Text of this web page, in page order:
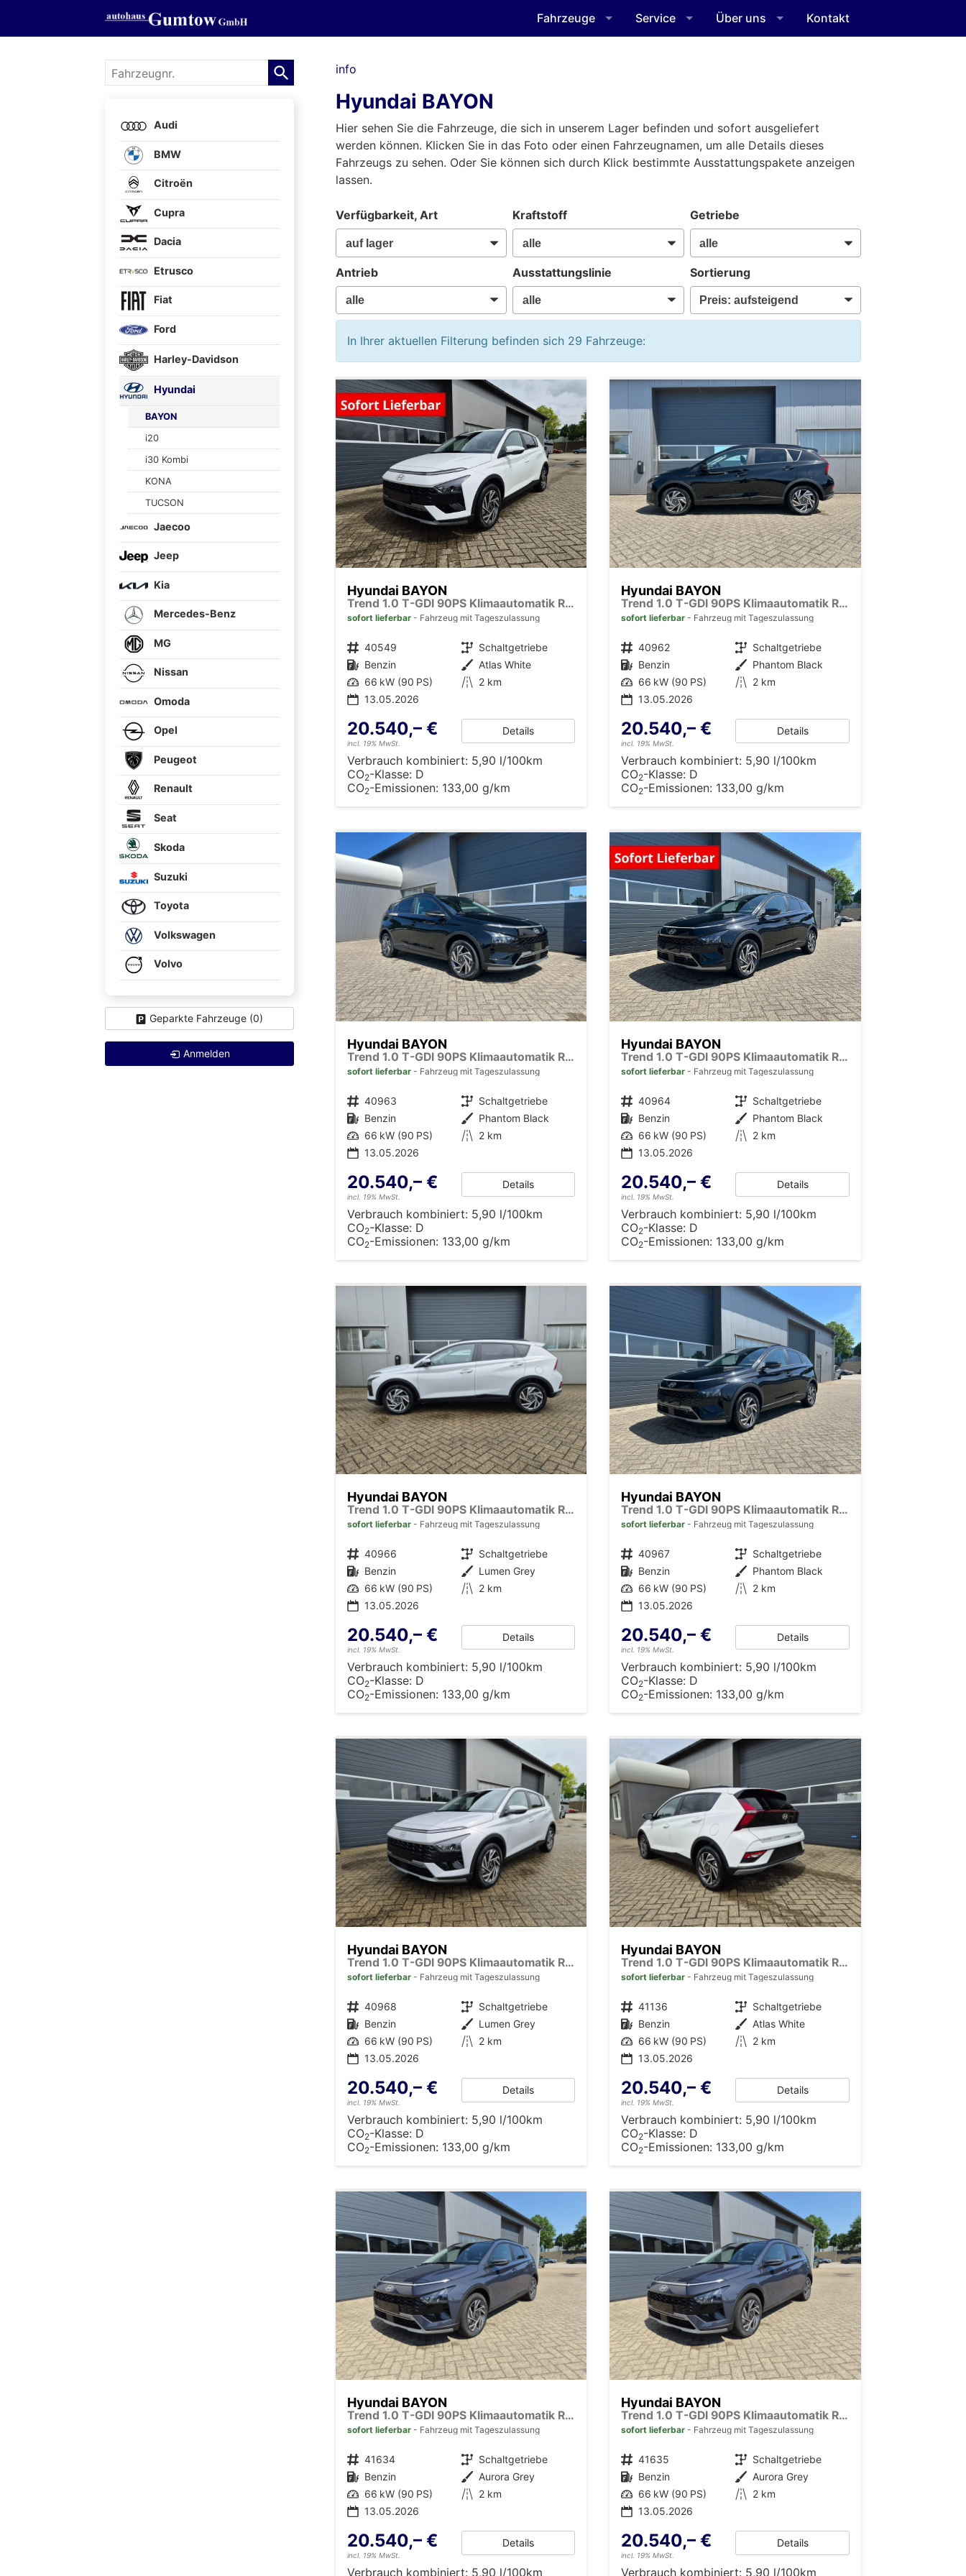
Fahrzeuge Service Über uns Kontakt
info
Hyundai BAYON
Hier sehen Sie die Fahrzeuge, die sich in unserem Lager befinden und sofort ausgeliefert
werden können. Klicken Sie in das Foto oder einen Fahrzeugnamen, um alle Details dieses
Fahrzeugs zu sehen. Oder Sie können sich durch Klick bestimmte Ausstattungspakete anzeigen
lassen.
Verfügbarkeit, Art Kraftstoff Getriebe
Antrieb Ausstattungslinie Sortierung
In Ihrer aktuellen Filterung befinden sich 29 Fahrzeuge:
Hyundai BAYON
Trend 1.0 T-GDI 90PS Klimaautomatik Rückf.Kamera Parksensoren Sitzheizung Lenkradheizung Bluetooth Touchscreen Tempomat Apple CarPlay + Android Auto 16"LM
sofort lieferbar Fahrzeug mit Tageszulassung
Fahrzeugnr. 40549 Getriebe Schaltgetriebe
Kraftstoff Benzin Außenfarbe Atlas White
Leistung 66 kW (90 PS) Kilometerstand 2 km
13.05.2026
20.540,– €
incl. 19% MwSt.
Details
Verbrauch kombiniert: 5,90 l/100km
CO2-Klasse: D
CO2-Emissionen: 133,00 g/km
Hyundai BAYON
Trend 1.0 T-GDI 90PS Klimaautomatik Rückf.Kamera Parksensoren Sitzheizung Lenkradheizung Bluetooth Touchscreen Tempomat Apple CarPlay + Android Auto 16"LM
sofort lieferbar Fahrzeug mit Tageszulassung
Fahrzeugnr. 40962 Getriebe Schaltgetriebe
Kraftstoff Benzin Außenfarbe Phantom Black
Leistung 66 kW (90 PS) Kilometerstand 2 km
13.05.2026
20.540,– €
incl. 19% MwSt.
Details
Verbrauch kombiniert: 5,90 l/100km
CO2-Klasse: D
CO2-Emissionen: 133,00 g/km
Hyundai BAYON
Trend 1.0 T-GDI 90PS Klimaautomatik Rückf.Kamera Parksensoren Sitzheizung Lenkradheizung Bluetooth Touchscreen Tempomat Apple CarPlay + Android Auto 16"LM
sofort lieferbar Fahrzeug mit Tageszulassung
Fahrzeugnr. 40963 Getriebe Schaltgetriebe
Kraftstoff Benzin Außenfarbe Phantom Black
Leistung 66 kW (90 PS) Kilometerstand 2 km
13.05.2026
20.540,– €
incl. 19% MwSt.
Details
Verbrauch kombiniert: 5,90 l/100km
CO2-Klasse: D
CO2-Emissionen: 133,00 g/km
Hyundai BAYON
Trend 1.0 T-GDI 90PS Klimaautomatik Rückf.Kamera Parksensoren Sitzheizung Lenkradheizung Bluetooth Touchscreen Tempomat Apple CarPlay + Android Auto 16"LM
sofort lieferbar Fahrzeug mit Tageszulassung
Fahrzeugnr. 40964 Getriebe Schaltgetriebe
Kraftstoff Benzin Außenfarbe Phantom Black
Leistung 66 kW (90 PS) Kilometerstand 2 km
13.05.2026
20.540,– €
incl. 19% MwSt.
Details
Verbrauch kombiniert: 5,90 l/100km
CO2-Klasse: D
CO2-Emissionen: 133,00 g/km
Hyundai BAYON
Trend 1.0 T-GDI 90PS Klimaautomatik Rückf.Kamera Parksensoren Sitzheizung Lenkradheizung Bluetooth Touchscreen Tempomat Apple CarPlay + Android Auto 16"LM
sofort lieferbar Fahrzeug mit Tageszulassung
Fahrzeugnr. 40966 Getriebe Schaltgetriebe
Kraftstoff Benzin Außenfarbe Lumen Grey
Leistung 66 kW (90 PS) Kilometerstand 2 km
13.05.2026
20.540,– €
incl. 19% MwSt.
Details
Verbrauch kombiniert: 5,90 l/100km
CO2-Klasse: D
CO2-Emissionen: 133,00 g/km
Hyundai BAYON
Trend 1.0 T-GDI 90PS Klimaautomatik Rückf.Kamera Parksensoren Sitzheizung Lenkradheizung Bluetooth Touchscreen Tempomat Apple CarPlay + Android Auto 16"LM
sofort lieferbar Fahrzeug mit Tageszulassung
Fahrzeugnr. 40967 Getriebe Schaltgetriebe
Kraftstoff Benzin Außenfarbe Phantom Black
Leistung 66 kW (90 PS) Kilometerstand 2 km
13.05.2026
20.540,– €
incl. 19% MwSt.
Details
Verbrauch kombiniert: 5,90 l/100km
CO2-Klasse: D
CO2-Emissionen: 133,00 g/km
Hyundai BAYON
Trend 1.0 T-GDI 90PS Klimaautomatik Rückf.Kamera Parksensoren Sitzheizung Lenkradheizung Bluetooth Touchscreen Tempomat Apple CarPlay + Android Auto 16"LM
sofort lieferbar Fahrzeug mit Tageszulassung
Fahrzeugnr. 40968 Getriebe Schaltgetriebe
Kraftstoff Benzin Außenfarbe Lumen Grey
Leistung 66 kW (90 PS) Kilometerstand 2 km
13.05.2026
20.540,– €
incl. 19% MwSt.
Details
Verbrauch kombiniert: 5,90 l/100km
CO2-Klasse: D
CO2-Emissionen: 133,00 g/km
Hyundai BAYON
Trend 1.0 T-GDI 90PS Klimaautomatik Rückf.Kamera Parksensoren Sitzheizung Lenkradheizung Bluetooth Touchscreen Tempomat Apple CarPlay + Android Auto 16"LM
sofort lieferbar Fahrzeug mit Tageszulassung
Fahrzeugnr. 41136 Getriebe Schaltgetriebe
Kraftstoff Benzin Außenfarbe Atlas White
Leistung 66 kW (90 PS) Kilometerstand 2 km
13.05.2026
20.540,– €
incl. 19% MwSt.
Details
Verbrauch kombiniert: 5,90 l/100km
CO2-Klasse: D
CO2-Emissionen: 133,00 g/km
Hyundai BAYON
Trend 1.0 T-GDI 90PS Klimaautomatik Rückf.Kamera Parksensoren Sitzheizung Lenkradheizung Bluetooth Touchscreen Tempomat Apple CarPlay + Android Auto 16"LM
sofort lieferbar Fahrzeug mit Tageszulassung
Fahrzeugnr. 41634 Getriebe Schaltgetriebe
Kraftstoff Benzin Außenfarbe Aurora Grey
Leistung 66 kW (90 PS) Kilometerstand 2 km
13.05.2026
20.540,– €
incl. 19% MwSt.
Details
Verbrauch kombiniert: 5,90 l/100km
Hyundai BAYON
Trend 1.0 T-GDI 90PS Klimaautomatik Rückf.Kamera Parksensoren Sitzheizung Lenkradheizung Bluetooth Touchscreen Tempomat Apple CarPlay + Android Auto 16"LM
sofort lieferbar Fahrzeug mit Tageszulassung
Fahrzeugnr. 41635 Getriebe Schaltgetriebe
Kraftstoff Benzin Außenfarbe Aurora Grey
Leistung 66 kW (90 PS) Kilometerstand 2 km
13.05.2026
20.540,– €
incl. 19% MwSt.
Details
Verbrauch kombiniert: 5,90 l/100km
Fahrzeugnr.
Audi
BMW
Citroën
Cupra
Dacia
Etrusco
Fiat
Ford
Harley-Davidson
Hyundai
BAYON
i20
i30 Kombi
KONA
TUCSON
Jaecoo
Jeep
Kia
Mercedes-Benz
MG
Nissan
Omoda
Opel
Peugeot
Renault
Seat
Skoda
Suzuki
Toyota
Volkswagen
Volvo
Geparkte Fahrzeuge (0)
Anmelden